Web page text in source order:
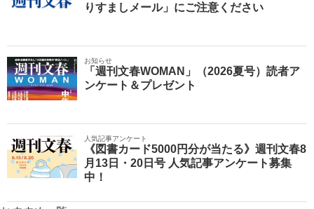
りすましメール」にご注意ください
お知らせ
「週刊文春WOMAN」（2026夏号）読者ア
ンケート＆プレゼント
人気記事アンケート
《図書カード5000円分が当たる》週刊文春8
月13日・20日号 人気記事アンケート募集
中！